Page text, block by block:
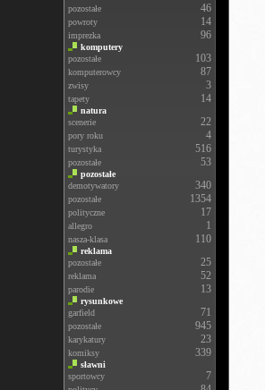
pozostałe 46
powroty 14
imprezka 96
komputery
pozostałe
103
komputerowcy 87
zwisy 3
tapety 14
natura
scenerie
22
pory roku 4
turystyka 516
pozostałe 53
pozostałe
demotywatory
340
pozostałe 1354
polityczne 17
allegro 1
nasza-klasa 110
reklama
pozostałe
25
reklama 52
parodie 13
rysunkowe
garfield
71
pozostałe 945
karykatury 23
komiksy 339
sławni
sportowcy
7